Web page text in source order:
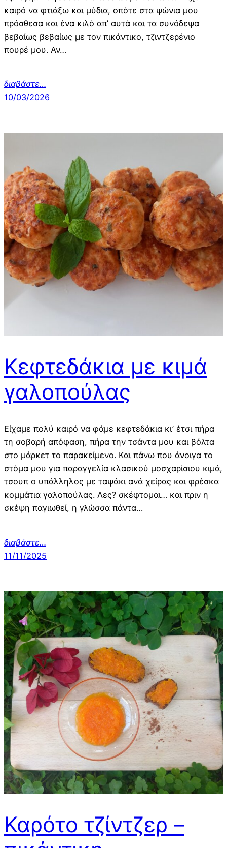
καιρό να φτιάξω και μύδια, οπότε στα ψώνια μου
πρόσθεσα και ένα κιλό απ’ αυτά και τα συνόδεψα
βεβαίως βεβαίως με τον πικάντικο, τζιντζερένιο
πουρέ μου. Αν…
διαβάστε…
10/03/2026
Κεφτεδάκια με κιμά
γαλοπούλας
Είχαμε πολύ καιρό να φάμε κεφτεδάκια κι’ έτσι πήρα
τη σοβαρή απόφαση, πήρα την τσάντα μου και βόλτα
στο μάρκετ το παρακείμενο. Και πάνω που άνοιγα το
στόμα μου για παραγγελία κλασικού μοσχαρίσιου κιμά,
τσουπ ο υπάλληλος με ταψάκι ανά χείρας και φρέσκα
κομμάτια γαλοπούλας. Λες? σκέφτομαι… και πριν η
σκέψη παγιωθεί, η γλώσσα πάντα…
διαβάστε…
11/11/2025
Καρότο τζίντζερ –